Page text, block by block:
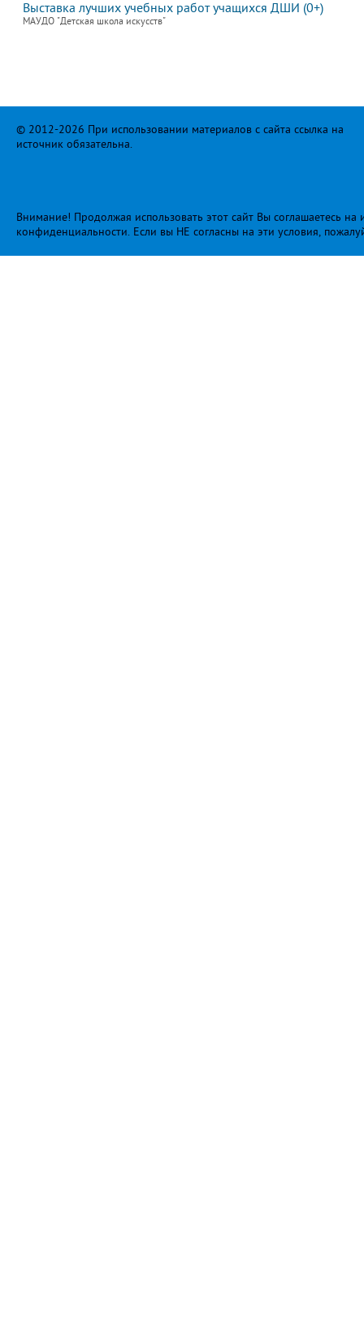
Выставка лучших учебных работ учащихся ДШИ (0+)
МАУДО "Детская школа искусств"
© 2012-2026 При использовании материалов с сайта ссылка на
источник обязательна.
Внимание! Продолжая использовать этот сайт Вы соглашаетесь
конфиденциальности. Если вы НЕ согласны на эти условия,